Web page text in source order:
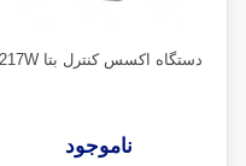
دستگاه اکسس کنترل بتا 1217W
ناموجود